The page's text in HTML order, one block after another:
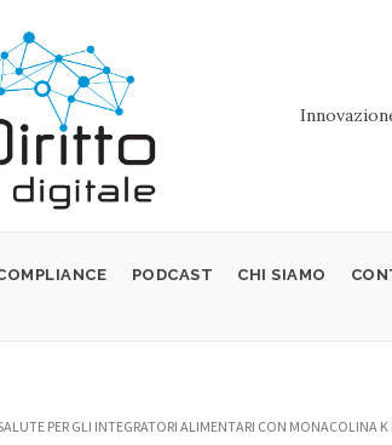
PODCAST CHI SIAMO
PER GLI INTEGRATORI ALIMENTARI CON MONACOLINA K